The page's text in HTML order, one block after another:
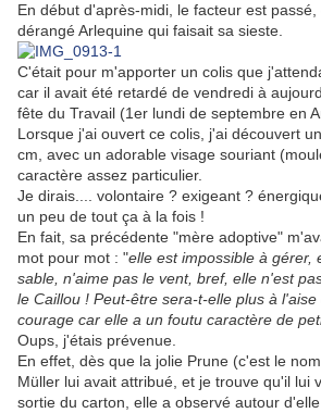
En début d'après-midi, le facteur est
dérangé Arlequine qui faisait sa sieste.
C'était pour m'apporter un colis que
car il avait été retardé de vendredi à
fête du Travail (1er lundi de septembre en
Lorsque j'ai ouvert ce colis, j'ai découvert
cm, avec un adorable visage souriant
caractère assez particulier.
Je dirais.... volontaire ? exigeant ?
un peu de tout ça à la fois !
En fait, sa précédente "mère adoptive"
mot pour mot : "elle est impossible à gérer,
sable, n'aime pas le vent, bref, elle n'est
le Caillou ! Peut-être sera-t-elle plus à l'aise
courage car elle a un foutu caractère de
Oups, j'étais prévenue.
En effet, dès que la jolie Prune (c'est le
Müller lui avait attribué, et je trouve qu'il lui
sortie du carton, elle a observé autour